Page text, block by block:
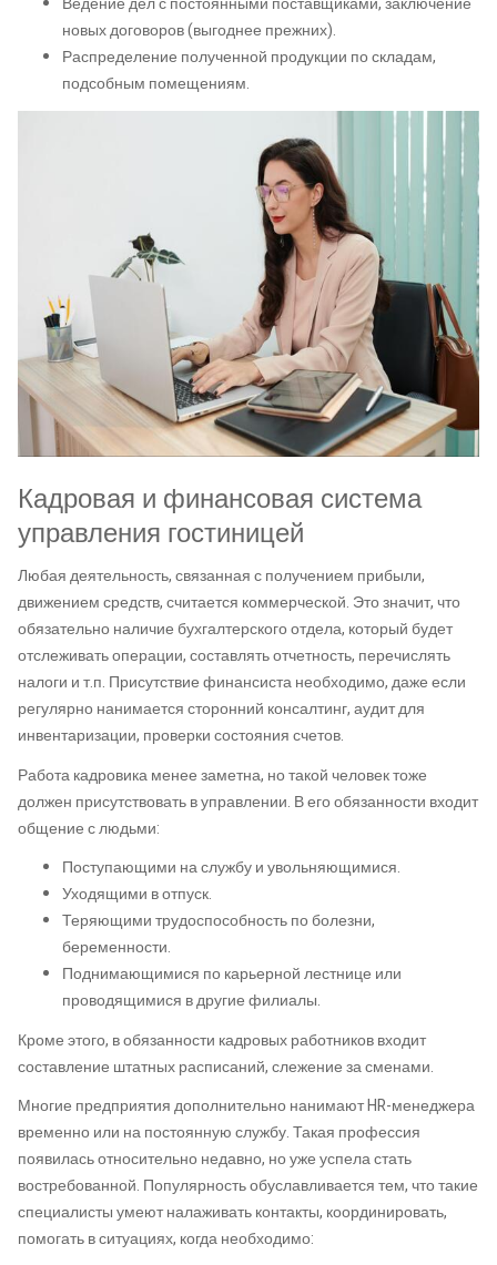
новых договоров (выгоднее прежних).
Распределение полученной продукции по складам,
подсобным помещениям.
Кадровая и финансовая система
управления гостиницей
Любая деятельность, связанная с получением прибыли,
движением средств, считается коммерческой. Это значит, что
обязательно наличие бухгалтерского отдела, который будет
отслеживать операции, составлять отчетность, перечислять
налоги и т.п. Присутствие финансиста необходимо, даже если
регулярно нанимается сторонний консалтинг, аудит для
инвентаризации, проверки состояния счетов.
Работа кадровика менее заметна, но такой человек тоже
должен присутствовать в управлении. В его обязанности входит
общение с людьми:
Поступающими на службу и увольняющимися.
Уходящими в отпуск.
Теряющими трудоспособность по болезни,
беременности.
Поднимающимися по карьерной лестнице или
проводящимися в другие филиалы.
Кроме этого, в обязанности кадровых работников входит
составление штатных расписаний, слежение за сменами.
Многие предприятия дополнительно нанимают HR-менеджера
временно или на постоянную службу. Такая профессия
появилась относительно недавно, но уже успела стать
востребованной. Популярность обуславливается тем, что такие
специалисты умеют налаживать контакты, координировать,
помогать в ситуациях, когда необходимо: